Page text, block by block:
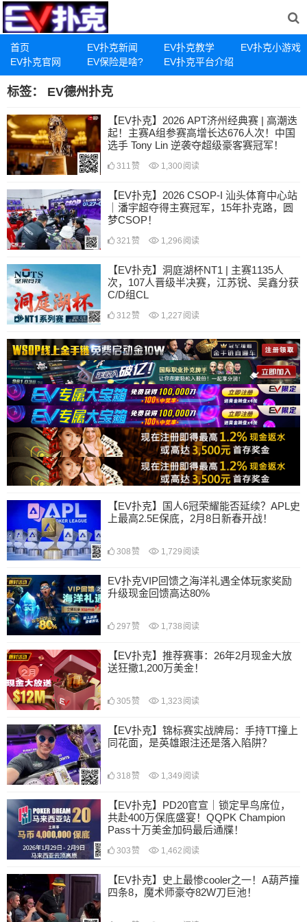
首页 EV扑克新闻 EV扑克教学
EV扑克小游戏
EV扑克官网
EV保险是啥? EV扑克平台介绍
标签： EV德州扑克
【EV扑克】2026 APT济州经典赛 | 高潮迭
起！主赛A组参赛高增长达676人次！中国
选手 Tony Lin 逆袭夺超级豪客赛冠军！
311 赞 1,300 阅读
【EV扑克】2026 CSOP-I 汕头体育中心站
｜潘宇超夺得主赛冠军，15年扑克路，圆
梦CSOP！
321 赞 1,296 阅读
【EV扑克】洞庭湖杯NT1 | 主赛1135人
次，107人晋级半决赛，江苏锐、吴鑫分获
C/D组CL
312 赞 1,227 阅读
【EV扑克】国人6冠荣耀能否延续？APL史
上最高2.5E保底，2月8日新春开战！
308 赞 1,729 阅读
EV扑克VIP回馈之海洋礼遇全体玩家奖励
升级现金回馈高达80%
297 赞 1,738 阅读
【EV扑克】推荐赛事：26年2月现金大放
送狂撒1,200万美金！
305 赞 1,323 阅读
【EV扑克】锦标赛实战牌局：手持TT撞上
同花面，是英雄跟注还是落入陷阱？
318 赞 1,349 阅读
【EV扑克】PD20官宣｜锁定早鸟席位，
共赴400万保底盛宴！QQPK Champion
Pass十万美金加码最后通牒！
303 赞 1,462 阅读
【EV扑克】史上最惨cooler之一！A葫芦撞
四条8，魔术师豪夺82W刀巨池！